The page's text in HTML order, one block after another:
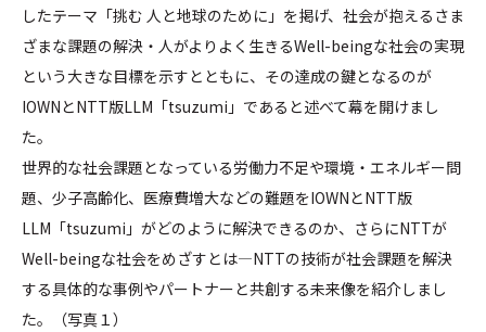
したテーマ「挑む 人と地球のために」を掲げ、社会が抱えるさま
ざまな課題の解決・人がよりよく生きるWell-beingな社会の実現
という大きな目標を示すとともに、その達成の鍵となるのが
IOWNとNTT版LLM「tsuzumi」であると述べて幕を開けまし
た。
世界的な社会課題となっている労働力不足や環境・エネルギー問
題、少子高齢化、医療費増大などの難題をIOWNとNTT版
LLM「tsuzumi」がどのように解決できるのか、さらにNTTが
Well-beingな社会をめざすとは—NTTの技術が社会課題を解決
する具体的な事例やパートナーと共創する未来像を紹介しまし
た。（写真１）